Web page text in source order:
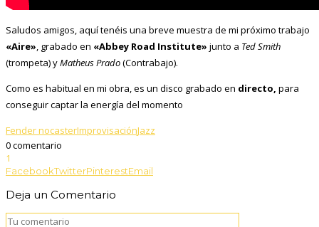
Saludos amigos, aquí tenéis una breve muestra de mi próximo trabajo
«Aire», grabado en «Abbey Road Institute» junto a Ted Smith
(trompeta) yMatheus Prado(Contrabajo).
Como es habitual en mi obra, es un disco grabado en directo, para
conseguir captar la energía del momento
Fender nocasterImprovisaciónJazz
0 comentario
1
FacebookTwitterPinterestEmail
Deja un Comentario